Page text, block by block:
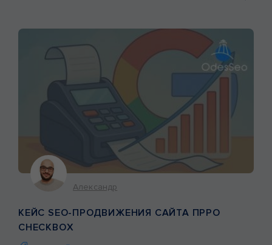
Александр
КЕЙС SEO-ПРОДВИЖЕНИЯ САЙТА ПРРО
CHECKBOX